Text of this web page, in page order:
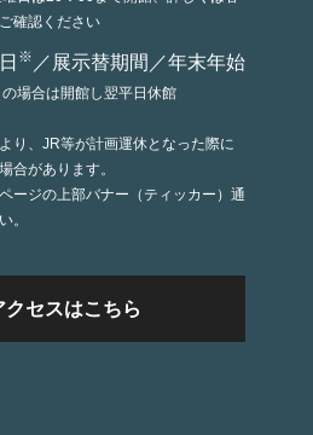
確認ください
※ ／展示替期間／年末年始
場合は開館し翌平日休館
り、JR等が計画運休となった際に
合があります。
ージの上部バナー（ティッカー）通
。
クセスはこちら